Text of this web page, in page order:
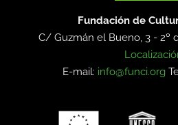
Fundación de
C/ Guzmán el Bueno, 3 - 2º
E-mail: info@funci.org